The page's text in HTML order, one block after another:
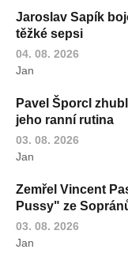
Jaroslav Sapík
těžké sepsi
04. 08. 2026
Jan
Pavel Šporcl
jeho ranní rutina
03. 08. 2026
Jan
Zemřel Vincent
Pussy" ze
03. 08. 2026
Jan